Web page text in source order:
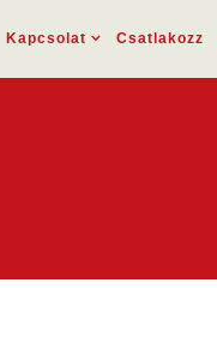
Kapcsolat Csatlakozz